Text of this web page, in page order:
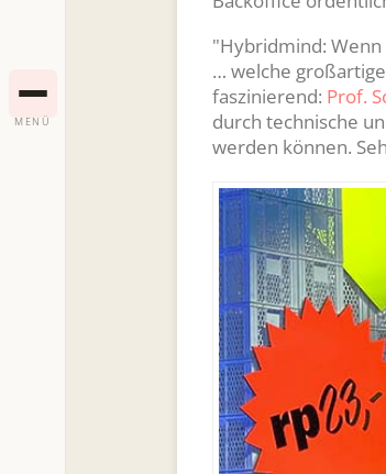
MENÜ
"Hybridmind: Wenn
… welche
faszinierend: Prof.
durch technische
werden können.